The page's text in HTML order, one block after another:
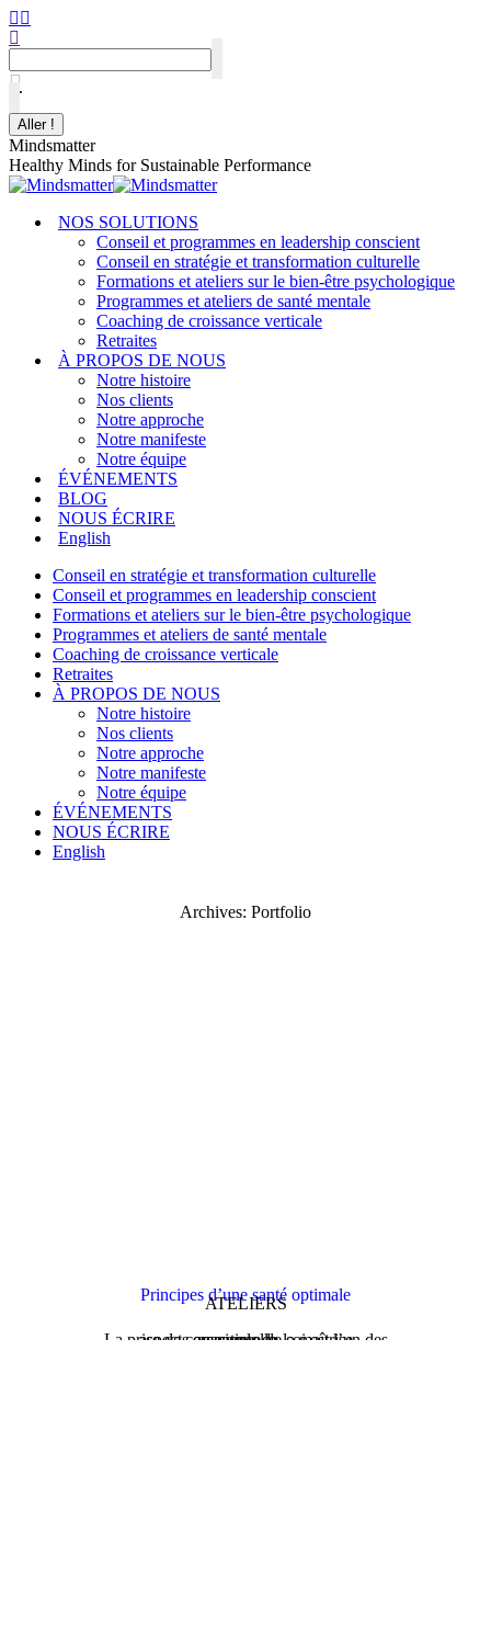
Mindsmatter
Healthy Minds for Sustainable Performance
NOS SOLUTIONS
Conseil et programmes en leadership conscient
Conseil en stratégie et transformation culturelle
Formations et ateliers sur le bien-être psychologique
Programmes et ateliers de santé mentale
Coaching de croissance verticale
Retraites
À PROPOS DE NOUS
Notre histoire
Nos clients
Notre approche
Notre manifeste
Notre équipe
ÉVÉNEMENTS
BLOG
NOUS ÉCRIRE
English
Conseil en stratégie et transformation culturelle
Conseil et programmes en leadership conscient
Formations et ateliers sur le bien-être psychologique
Programmes et ateliers de santé mentale
Coaching de croissance verticale
Retraites
À PROPOS DE NOUS
Notre histoire
Nos clients
Notre approche
Notre manifeste
Notre équipe
ÉVÉNEMENTS
NOUS ÉCRIRE
English
Archives: Portfolio
Principes d’une santé optimale
ATELIERS
La prise de conscience de soi est l’un des aspects essentiels de la maîtrise personnelle…